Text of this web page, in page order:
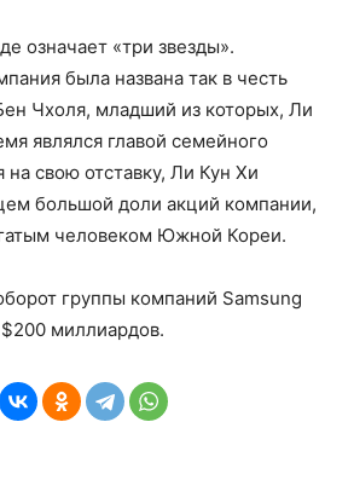
означает «три звезды».
была названа так в честь
Чхоля, младший из которых, Ли
являлся главой семейного
на свою отставку, Ли Кун Хи
большой доли акций компании,
человеком Южной Кореи.
группы компаний Samsung
миллиардов.